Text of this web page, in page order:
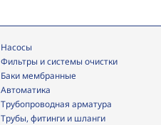
Насосы
фильтры и системы очистки
Баки мембранные
Автоматика
трубопроводная арматура
трубы, фитинги и шланги